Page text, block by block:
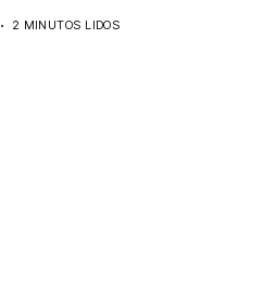
2 MINUTOS LIDOS